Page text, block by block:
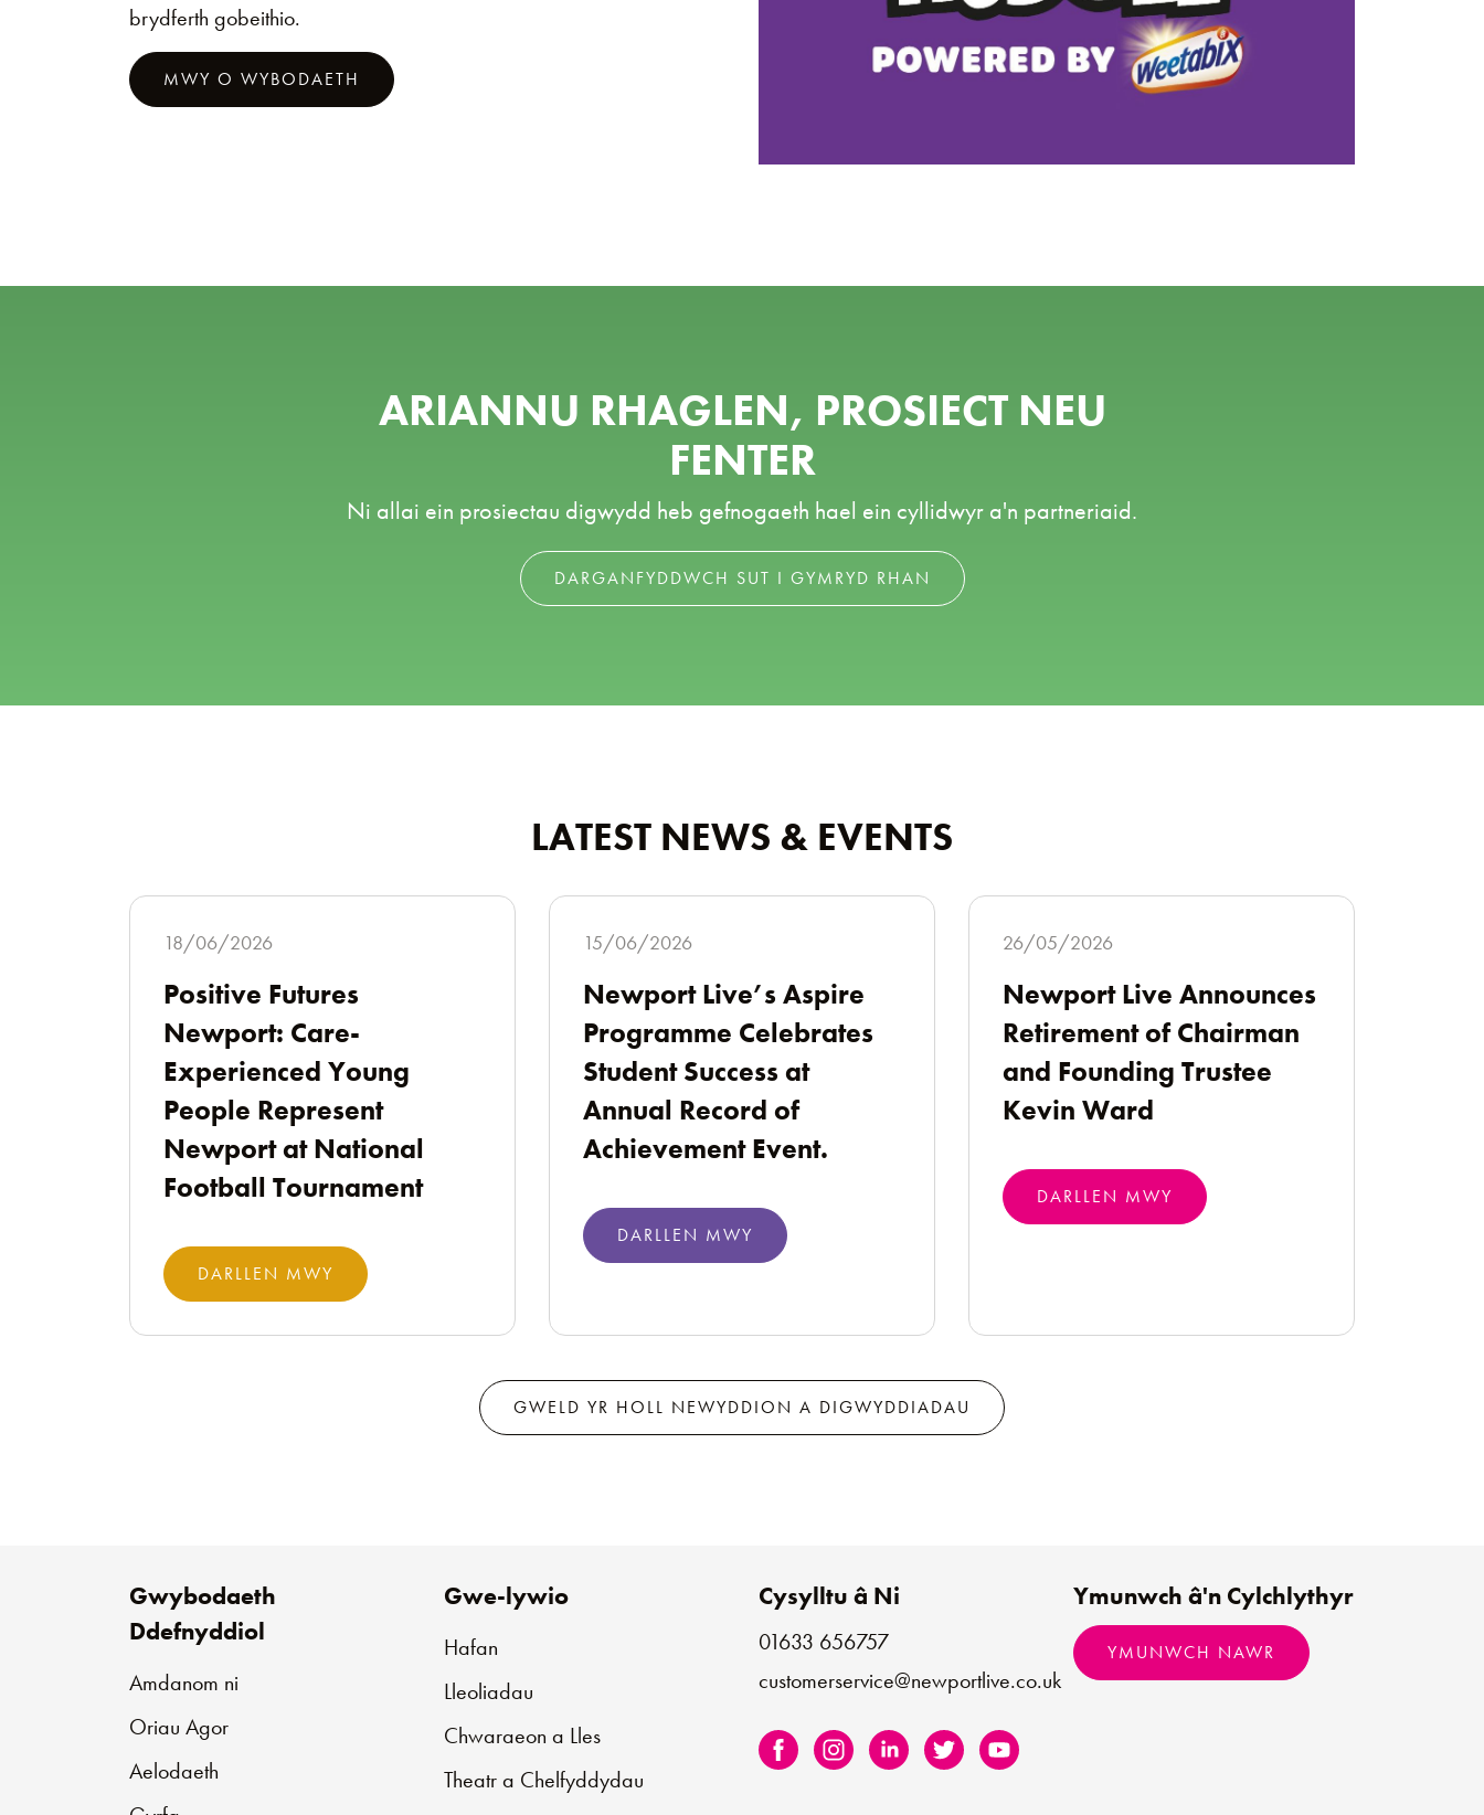
brydferth gobeithio.
MWY O WYBODAETH
ARIANNU RHAGLEN, PROSIECT NEU
FENTER
Ni allai ein prosiectau digwydd heb gefnogaeth hael ein cyllidwyr a'n partneriaid.
DARGANFYDDWCH SUT I GYMRYD RHAN
LATEST NEWS & EVENTS
18/06/2026
Positive Futures
Newport: Care-
Experienced Young
People Represent
Newport at National
Football Tournament
DARLLEN MWY
15/06/2026
Newport Live’s Aspire
Programme Celebrates
Student Success at
Annual Record of
Achievement Event.
DARLLEN MWY
26/05/2026
Newport Live Announces
Retirement of Chairman
and Founding Trustee
Kevin Ward
DARLLEN MWY
GWELD YR HOLL NEWYDDION A DIGWYDDIADAU
Gwybodaeth
Ddefnyddiol
Amdanom ni
Oriau Agor
Aelodaeth
Gwe-lywio
Hafan
Lleoliadau
Chwaraeon a Lles
Theatr a Chelfyddydau
Cysylltu â Ni
01633 656757
customerservice@newportlive.co.uk
Ymunwch â'n Cylchlythyr
YMUNWCH NAWR